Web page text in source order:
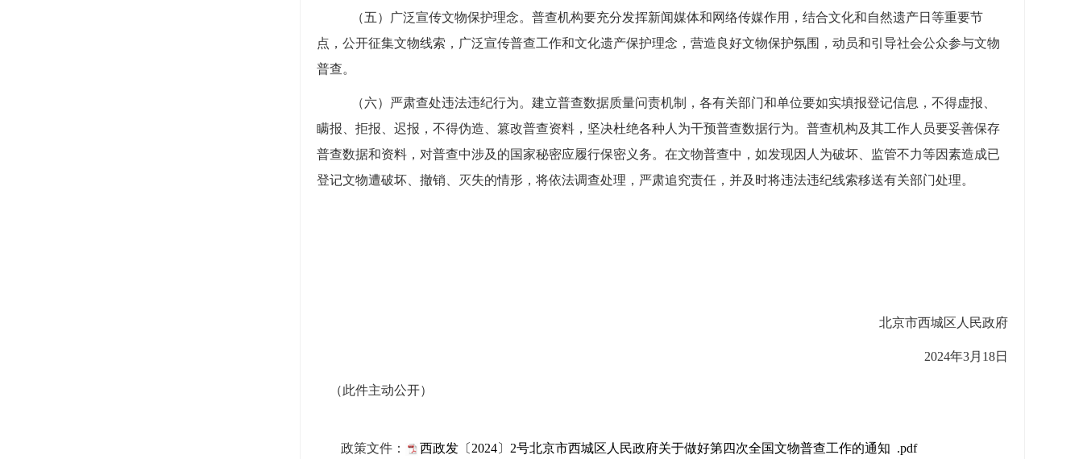
（五）广泛宣传文物保护理念。 普查机构要充分发挥新闻媒体和网络传媒作用，结合文化和自然遗产日等重要节
点，公开征集文物线索，广泛宣传普查工作和文化遗产保护理念，营造良好文物保护氛围，动员和引导社会公众参与文物
普查。
（六）严肃查处违法违纪行为。 建立普查数据质量问责机制，各有关部门和单位要如实填报登记信息，不得虚报、
瞒报、拒报、迟报，不得伪造、篡改普查资料，坚决杜绝各种人为干预普查数据行为。普查机构及其工作人员要妥善保存
普查数据和资料，对普查中涉及的国家秘密应履行保密义务。在文物普查中，如发现因人为破坏、监管不力等因素造成已
登记文物遭破坏、撤销、灭失的情形，将依法调查处理，严肃追究责任，并及时将违法违纪线索移送有关部门处理。
北京市西城区人民政府
2024年3月 18日
（此件主动公开）
政策文件： 西政发〔2024〕2号北京市西城区人民政府关于做好第四次全国文物普查工作的通知 .pdf